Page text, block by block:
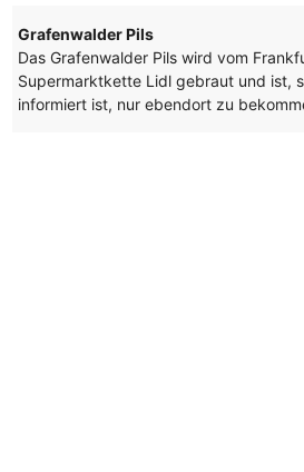
Grafenwalder Pils
Das Grafenwalder Pils wird vom
Supermarktkette Lidl gebraut und ist,
informiert ist, nur ebendort zu